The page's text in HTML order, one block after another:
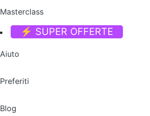
Masterclass
⚡ SUPER OFFERTE
Aiuto
Preferiti
Blog